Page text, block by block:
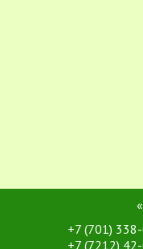
+7 (701)
+7 (7212)